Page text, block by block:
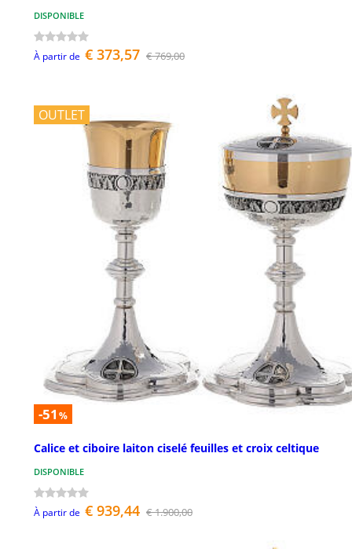
DISPONIBLE
À partir de € 373,57 € 769,00
OUTLET
-51 %
Calice et ciboire laiton ciselé feuilles et croix celtique
DISPONIBLE
À partir de € 939,44 € 1.900,00